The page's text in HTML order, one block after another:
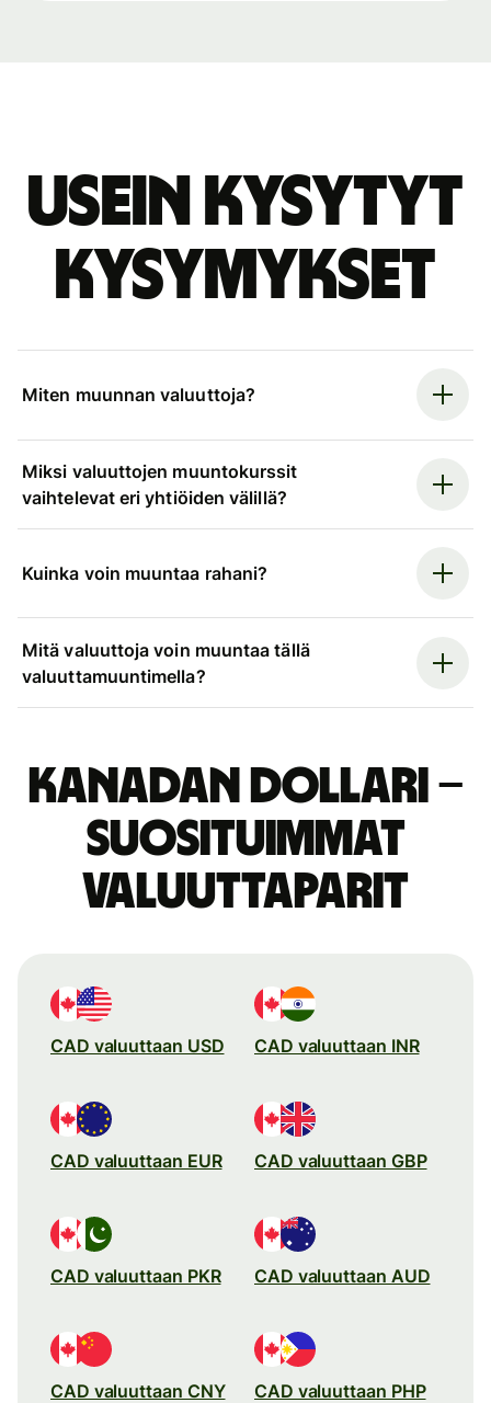
Usein kysytyt
kysymykset
Miten muunnan valuuttoja?
Miksi valuuttojen muuntokurssit
vaihtelevat eri yhtiöiden välillä?
Kuinka voin muuntaa rahani?
Mitä valuuttoja voin muuntaa tällä
valuuttamuuntimella?
Kanadan dollari –
suosituimmat
valuuttaparit
CAD valuuttaan USD CAD valuuttaan INR
CAD valuuttaan EUR CAD valuuttaan GBP
CAD valuuttaan PKR CAD valuuttaan AUD
CAD valuuttaan CNY CAD valuuttaan PHP